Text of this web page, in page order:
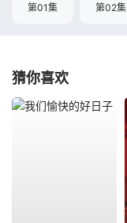
第01集 第02集
猜你喜欢